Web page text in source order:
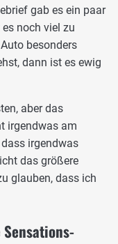
gab es ein paar
noch viel zu
besonders
dann ist es ewig
aber das
irgendwas am
irgendwas
das größere
glauben, dass ich